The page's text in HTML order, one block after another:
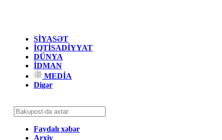
SİYASƏT
İQTİSADİYYAT
DÜNYA
İDMAN
MEDİA
Digər
Faydalı xəbər
Arxiv